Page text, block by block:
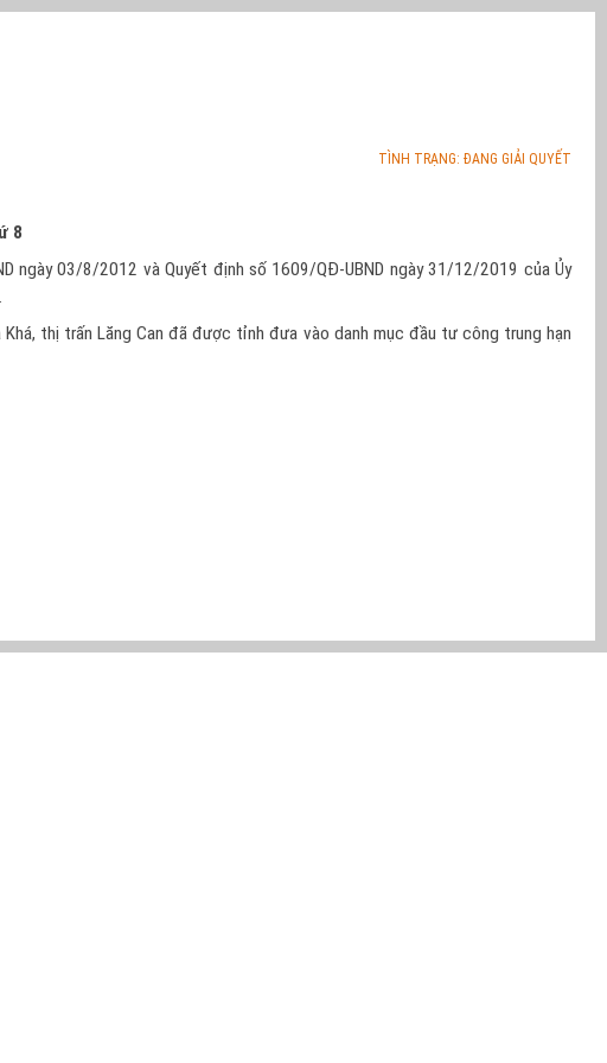
TÌNH TRẠNG: ĐANG GIẢI QUYẾT
8
ngày 03/8/2012 và Quyết định số 1609/QĐ-UBND ngày 31/12/2019 của Ủy
thị trấn Lăng Can đã được tỉnh đưa vào danh mục đầu tư công trung hạn